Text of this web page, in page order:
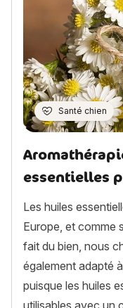
Santé chien
essentielles
Les huiles
Europe, et comme
fait du bien, nous
également adapté
puisque les huiles